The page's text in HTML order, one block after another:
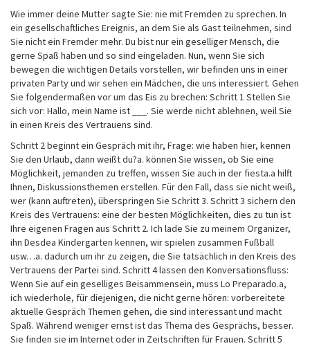
Wie immer deine Mutter sagte Sie: nie mit Fremden zu sprechen. In
ein gesellschaftliches Ereignis, an dem Sie als Gast teilnehmen, sind
Sie nicht ein Fremder mehr. Du bist nur ein geselliger Mensch, die
gerne Spaß haben und so sind eingeladen. Nun, wenn Sie sich
bewegen die wichtigen Details vorstellen, wir befinden uns in einer
privaten Party und wir sehen ein Mädchen, die uns interessiert. Gehen
Sie folgendermaßen vor um das Eis zu brechen: Schritt 1 Stellen Sie
sich vor: Hallo, mein Name ist ___. Sie werde nicht ablehnen, weil Sie
in einen Kreis des Vertrauens sind.
Schritt 2 beginnt ein Gespräch mit ihr, Frage: wie haben hier, kennen
Sie den Urlaub, dann weißt du?a. können Sie wissen, ob Sie eine
Möglichkeit, jemanden zu treffen, wissen Sie auch in der fiesta.a hilft
Ihnen, Diskussionsthemen erstellen. Für den Fall, dass sie nicht weiß,
wer (kann auftreten), überspringen Sie Schritt 3. Schritt 3 sichern den
Kreis des Vertrauens: eine der besten Möglichkeiten, dies zu tun ist
Ihre eigenen Fragen aus Schritt 2. Ich lade Sie zu meinem Organizer,
ihn Desdea Kindergarten kennen, wir spielen zusammen Fußball
usw…a. dadurch um ihr zu zeigen, die Sie tatsächlich in den Kreis des
Vertrauens der Partei sind. Schritt 4 lassen den Konversationsfluss:
Wenn Sie auf ein geselliges Beisammensein, muss Lo Preparado.a,
ich wiederhole, für diejenigen, die nicht gerne hören: vorbereitete
aktuelle Gespräch Themen gehen, die sind interessant und macht
Spaß. Während weniger ernst ist das Thema des Gesprächs, besser.
Sie finden sie im Internet oder in Zeitschriften für Frauen. Schritt 5